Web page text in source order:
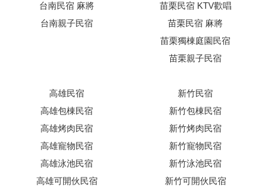
台南民宿 麻將
台南親子民宿
苗栗民宿 KTV歡唱
苗栗民宿 麻將
苗栗獨棟庭園民宿
苗栗親子民宿
高雄民宿
高雄包棟民宿
高雄烤肉民宿
高雄寵物民宿
高雄泳池民宿
高雄可開伙民宿
新竹民宿
新竹包棟民宿
新竹烤肉民宿
新竹寵物民宿
新竹泳池民宿
新竹可開伙民宿